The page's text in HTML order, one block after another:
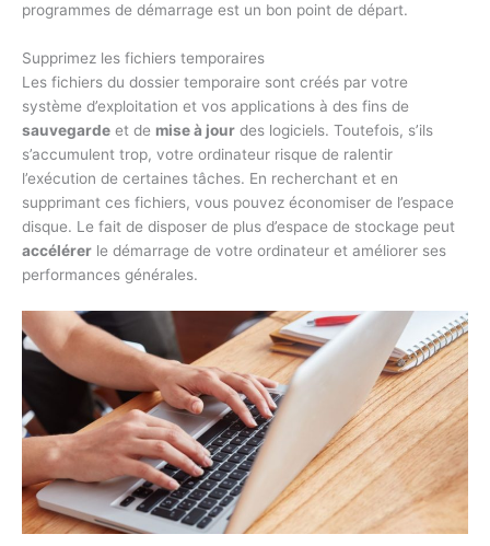
programmes de démarrage est un bon point de départ.
Supprimez les fichiers temporaires
Les fichiers du dossier temporaire sont créés par votre
système d’exploitation et vos applications à des fins de
sauvegarde et de mise à jour des logiciels. Toutefois, s’ils
s’accumulent trop, votre ordinateur risque de ralentir
l’exécution de certaines tâches. En recherchant et en
supprimant ces fichiers, vous pouvez économiser de l’espace
disque. Le fait de disposer de plus d’espace de stockage peut
accélérer le démarrage de votre ordinateur et améliorer ses
performances générales.